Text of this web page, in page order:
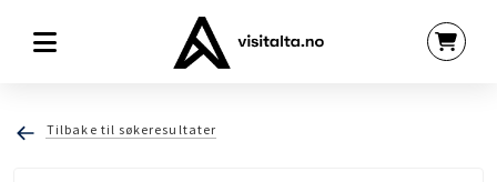
Tilbake til søkeresultater